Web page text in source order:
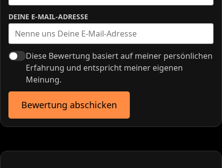
DEINE E-MAIL-ADRESSE
Diese Bewertung basiert auf meiner persönlichen
Erfahrung und entspricht meiner eigenen
Meinung.
Bewertung abschicken